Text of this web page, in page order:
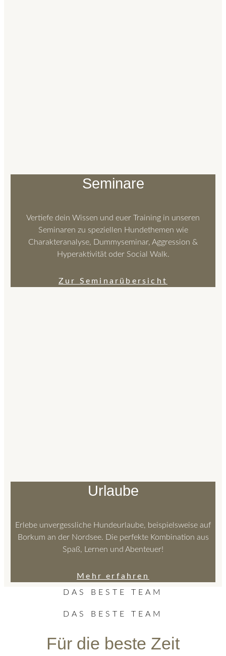
Seminare
Vertiefe dein Wissen und euer Training in unseren
Seminaren zu speziellen Hundethemen wie
Charakteranalyse, Dummyseminar, Aggression &
Hyperaktivität oder Social Walk.
Zur Seminarübersicht
Urlaube
Erlebe unvergessliche Hundeurlaube, beispielsweise auf
Borkum an der Nordsee. Die perfekte Kombination aus
Spaß, Lernen und Abenteuer!
Mehr erfahren
DAS BESTE TEAM
DAS BESTE TEAM
Für die beste Zeit